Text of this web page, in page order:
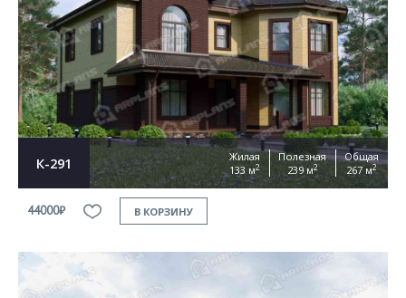
К-291
Жилая
133 м2
Полезная
239 м2
Общая
267 м2
44000₽ В КОРЗИНУ